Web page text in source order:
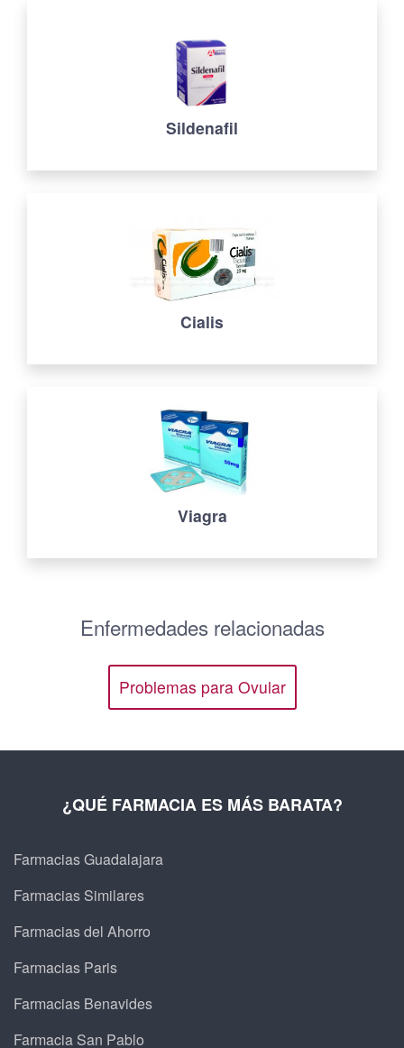
Sildenafil
Cialis
Viagra
Enfermedades relacionadas
Problemas para Ovular
¿QUÉ FARMACIA ES MÁS BARATA?
Farmacias Guadalajara
Farmacias Similares
Farmacias del Ahorro
Farmacias Paris
Farmacias Benavides
Farmacia San Pablo